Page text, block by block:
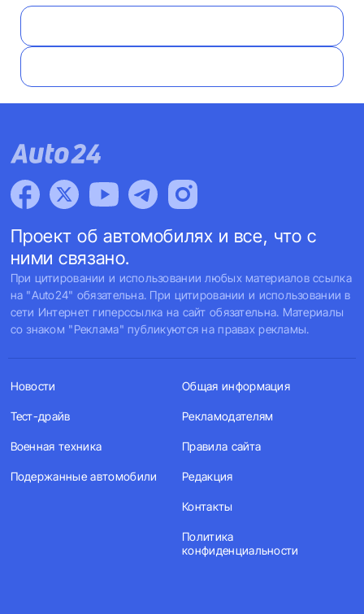
Проект об автомобилях и все, что с
ними связано.
При цитировании и использовании любых материалов ссылка
на "Auto24" обязательна. При цитировании и использовании в
сети Интернет гиперссылка на сайт обязательна. Материалы
со знаком "Реклама" публикуются на правах рекламы.
Новости
Тест-драйв
Военная техника
Подержанные автомобили
Общая информация
Рекламодателям
Правила сайта
Редакция
Контакты
Политика
конфиденциальности